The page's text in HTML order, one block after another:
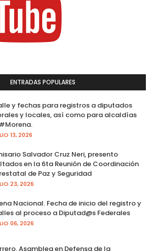
ENTRADAS POPULARES
y fechas para registros a diputados
y locales, así como para alcaldías
13, 2026
Salvador Cruz Neri, presento
en la 6ta Reunión de Coordinación
de Paz y Seguridad
23, 2026
Nacional. Fecha de inicio del registro y
al proceso a Diputad@s Federales
06, 2026
Asamblea en Defensa de la